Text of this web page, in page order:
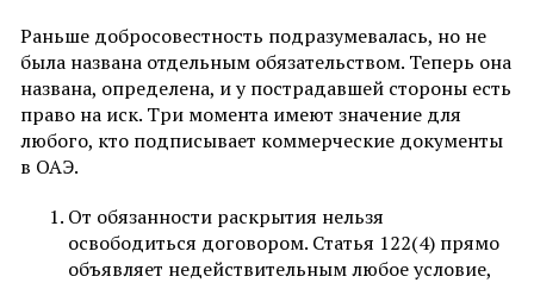
Раньше добросовестность подразумевалась, но не
была названа отдельным обязательством. Теперь она
названа, определена, и у пострадавшей стороны есть
право на иск. Три момента имеют значение для
любого, кто подписывает коммерческие документы
в ОАЭ.
От обязанности раскрытия нельзя
освободиться договором. Статья 122(4) прямо
объявляет недействительным любое условие,